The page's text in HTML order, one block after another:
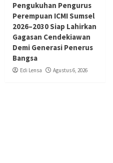
Pengukuhan Pengurus
Perempuan ICMI Sumsel
2026–2030 Siap Lahirkan
Gagasan Cendekiawan
Demi Generasi Penerus
Bangsa
Edi Lensa Agustus 6, 2026